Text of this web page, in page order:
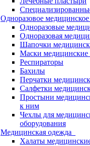
Одноразовое
Одноразовые
Одноразовая
Шапочки
Маски медицинские
Респираторы
Бахилы
Перчатки
Салфетки
Простыни
к ним
Чехлы для
оборудования
Медицинская одежда
Халаты